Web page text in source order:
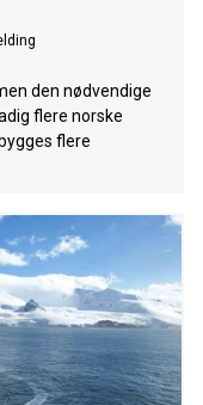
den nødvendige
flere norske
flere